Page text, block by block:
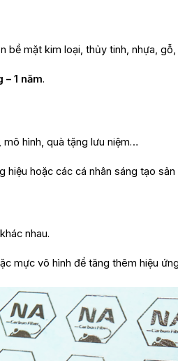
bề mặt kim loại, thủy tinh, nhựa,
– 1 năm.
hình, quà tặng lưu niệm…
hoặc các cá nhân sáng tạo
nhau.
mực vô hình để tăng thêm hiệu